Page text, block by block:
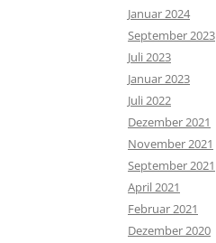
Januar 2024
September 2023
Juli 2023
Januar 2023
Juli 2022
Dezember 2021
November 2021
September 2021
April 2021
Februar 2021
Dezember 2020